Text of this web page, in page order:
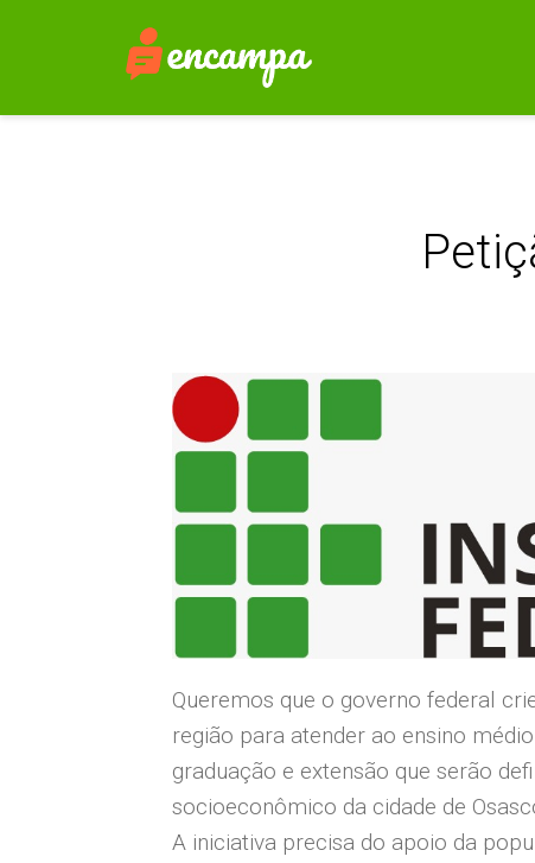
Queremos que o governo federal
região para atender ao ensino
graduação e extensão que serão
socioeconômico da cidade de
A iniciativa precisa do apoio da